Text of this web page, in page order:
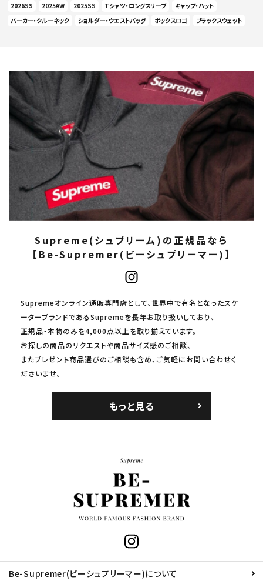
2026SS 2025AW 2025SS Tシャツ・ロングスリーブ
キャップ・ハット
パーカー・クルーネック
ショルダー・ウエストバッグ ボックスロゴ ブラックスウェット
Supreme(シュプリーム)の正規品なら
【Be-Supremer(ビーシュプリーマー)】
Supremeオンライン通販専門店として、世界中で有名となったスケ
ーターブランドであるSupremeを長年お取り扱いしており、
正規品・本物のみを4,000点以上を取り揃えています。
お探しの商品のリクエストや商品サイズ感のご相談、
またプレゼント商品選びのご相談も含め、ご気軽にお問い合わせく
ださいませ。
もっと見る
Be-Supremer(ビーシュプリーマー)について